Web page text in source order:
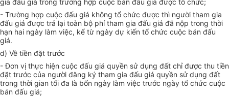
gia đấu giá trong trường hợp cuộc bán đấu giá được tổ chức;
- Trường hợp cuộc đấu giá không tổ chức được thì người tham gia
đấu giá được trả lại toàn bộ phí tham gia đấu giá đã nộp trong thời
hạn hai ngày làm việc, kể từ ngày dự kiến tổ chức cuộc bán đấu
giá.
d) Về tiền đặt trước
- Đơn vị thực hiện cuộc đấu giá quyền sử dụng đất chỉ được thu tiền
đặt trước của người đăng ký tham gia đấu giá quyền sử dụng đất
trong thời gian tối đa là bốn ngày làm việc trước ngày tổ chức cuộc
bán đấu giá;